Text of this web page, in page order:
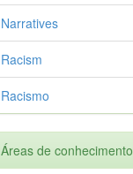
Narratives
Racism
Racismo
Áreas de conhecimento